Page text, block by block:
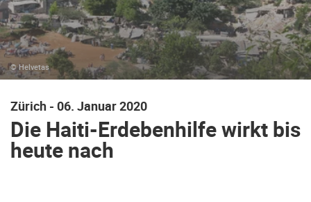
© Helvetas
Zürich - 06. Januar 2020
Die Haiti-Erdebenhilfe wirkt bis
heute nach